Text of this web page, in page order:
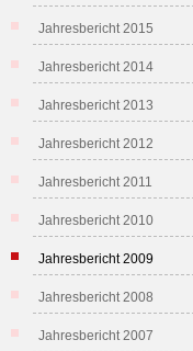
Jahresbericht 2015
Jahresbericht 2014
Jahresbericht 2013
Jahresbericht 2012
Jahresbericht 2011
Jahresbericht 2010
Jahresbericht 2009
Jahresbericht 2008
Jahresbericht 2007